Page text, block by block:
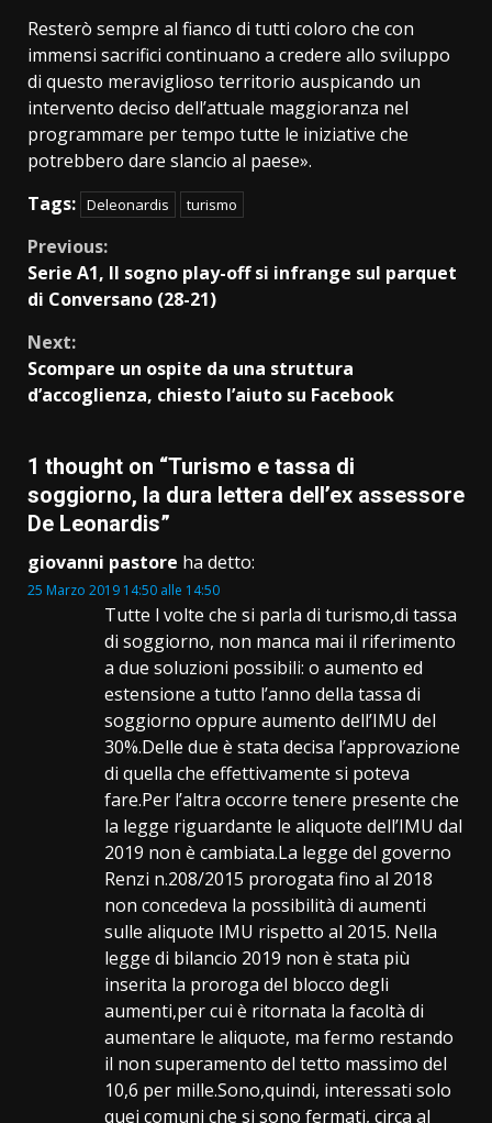
Resterò sempre al fianco di tutti coloro che con
immensi sacrifici continuano a credere allo sviluppo
di questo meraviglioso territorio auspicando un
intervento deciso dell’attuale maggioranza nel
programmare per tempo tutte le iniziative che
potrebbero dare slancio al paese».
Tags: Deleonardis turismo
Continue
Reading
Previous:
Serie A1, Il sogno play-off si infrange sul parquet
di Conversano (28-21)
Next:
Scompare un ospite da una struttura
d’accoglienza, chiesto l’aiuto su Facebook
1 thought on “Turismo e tassa di
soggiorno, la dura lettera dell’ex assessore
De Leonardis”
giovanni pastore ha detto:
25 Marzo 2019 14:50 alle 14:50
Tutte l volte che si parla di turismo,di tassa
di soggiorno, non manca mai il riferimento
a due soluzioni possibili: o aumento ed
estensione a tutto l’anno della tassa di
soggiorno oppure aumento dell’IMU del
30%.Delle due è stata decisa l’approvazione
di quella che effettivamente si poteva
fare.Per l’altra occorre tenere presente che
la legge riguardante le aliquote dell’IMU dal
2019 non è cambiata.La legge del governo
Renzi n.208/2015 prorogata fino al 2018
non concedeva la possibilità di aumenti
sulle aliquote IMU rispetto al 2015. Nella
legge di bilancio 2019 non è stata più
inserita la proroga del blocco degli
aumenti,per cui è ritornata la facoltà di
aumentare le aliquote, ma fermo restando
il non superamento del tetto massimo del
10,6 per mille.Sono,quindi, interessati solo
quei comuni che si sono fermati, circa al